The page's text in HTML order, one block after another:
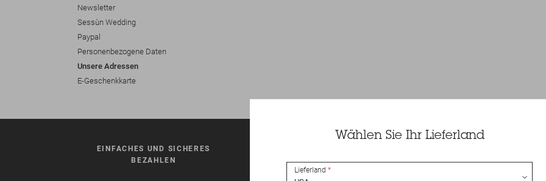
Newsletter
Sessùn Wedding
Paypal
Personenbezogene Daten
Unsere Adressen
E-Geschenkkarte
EINFACHES UND SICHERES
BEZAHLEN
STUNDEN
Kostenlose Rücksendungen in
Wählen Sie Ihr Lieferland
Lieferland